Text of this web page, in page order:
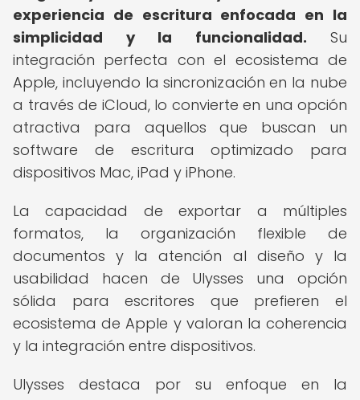
experiencia de escritura enfocada en la
simplicidad y la funcionalidad. Su
integración perfecta con el ecosistema de
Apple, incluyendo la sincronización en la nube
a través de iCloud, lo convierte en una opción
atractiva para aquellos que buscan un
software de escritura optimizado para
dispositivos Mac, iPad y iPhone.
La capacidad de exportar a múltiples
formatos, la organización flexible de
documentos y la atención al diseño y la
usabilidad hacen de Ulysses una opción
sólida para escritores que prefieren el
ecosistema de Apple y valoran la coherencia
y la integración entre dispositivos.
Ulysses destaca por su enfoque en la